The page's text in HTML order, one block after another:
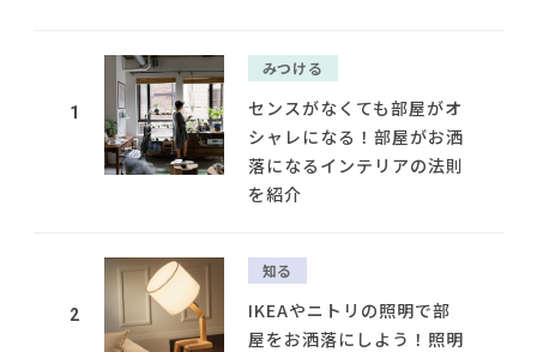
1
みつける
センスがなくても部屋がオ
シャレになる！部屋がお洒
落になるインテリアの法則
を紹介
2
知る
IKEAやニトリの照明で部
屋をお洒落にしよう！照明